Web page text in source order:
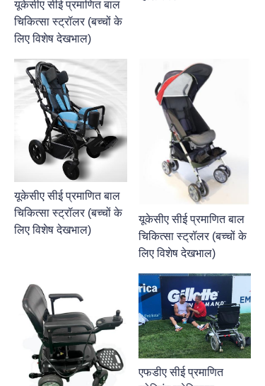
यूकेसीए सीई प्रमाणित बाल
चिकित्सा स्ट्रॉलर (बच्चों के
लिए विशेष देखभाल)
यूकेसीए सीई प्रमाणित बाल
चिकित्सा स्ट्रॉलर (बच्चों के
लिए विशेष देखभाल)
यूकेसीए सीई प्रमाणित बाल
चिकित्सा स्ट्रॉलर (बच्चों के
लिए विशेष देखभाल)
एफडीए सीई प्रमाणित